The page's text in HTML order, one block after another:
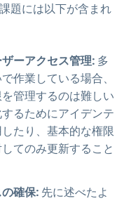
題には以下が含まれ
ーアクセス管理: 多
作業している場合、
管理するのは難しい
るためにアイデンテ
たり、基本的な権限
てのみ更新すること
確保: 先に述べたよ